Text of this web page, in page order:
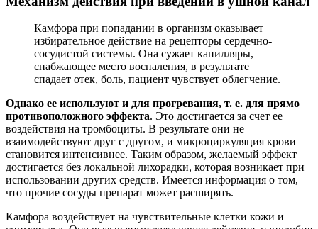
Камфора при попадании в организм оказывает
избирательное действие на рецепторы сердечно-
сосудистой системы. Она сужает капилляры,
снабжающее место воспаления, в результате
спадает отек, боль, пациент чувствует облегчение.
Однако ее используют и для прогревания, т. е. для прямо
противоположного эффекта. Это достигается за счет ее
воздействия на тромбоциты. В результате они не
взаимодействуют друг с другом, и микроциркуляция крови
становится интенсивнее. Таким образом, желаемый эффект
достигается без локальной лихорадки, которая возникает при
использовании других средств. Имеется информация о том,
что прочие сосуды препарат может расширять.
Камфора воздействует на чувствительные клетки кожи и